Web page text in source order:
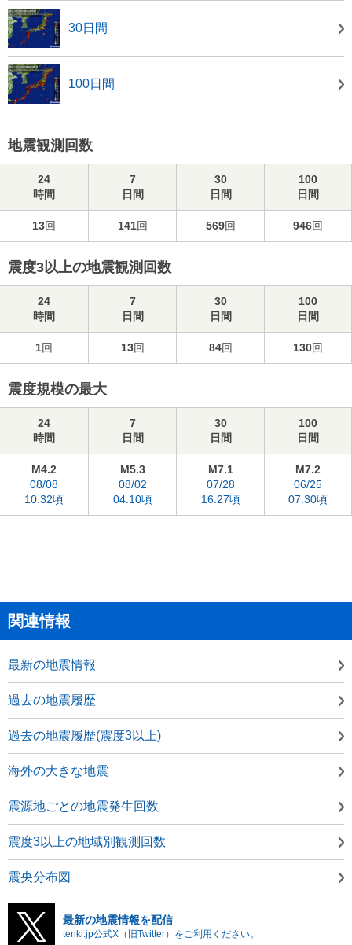
30日間
100日間
地震観測回数
24
時間
7
日間
30
日間
100
日間
13回 141回 569回 946回
震度3以上の地震観測回数
24
時間
7
日間
30
日間
100
日間
1回 13回 84回 130回
震度規模の最大
24
時間
7
日間
30
日間
100
日間
M4.2
08/08
10:32頃
M5.3
08/02
04:10頃
M7.1
07/28
16:27頃
M7.2
06/25
07:30頃
関連情報
最新の地震情報
過去の地震履歴
過去の地震履歴(震度3以上)
海外の大きな地震
震源地ごとの地震発生回数
震度3以上の地域別観測回数
震央分布図
最新の地震情報を配信
tenki.jp公式X（旧Twitter）をご利用ください。